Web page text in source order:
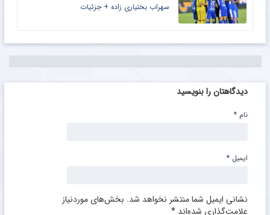
سهراب بختیاری زاده + جزئیات
دیدگاهتان را بنویسید
نشانی ایمیل شما منتشر نخواهد شد. بخش‌های موردنیاز
علامت‌گذاری شده‌اند *
نام *
ایمیل *